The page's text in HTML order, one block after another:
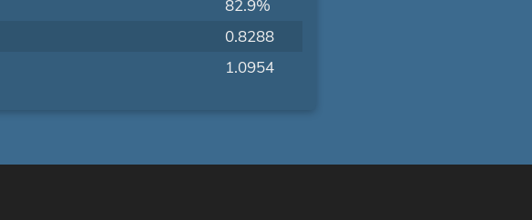
82.9%
0.8288
1.0954